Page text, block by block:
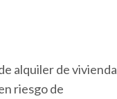
alquiler de vivienda
riesgo de